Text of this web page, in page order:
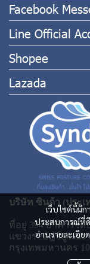
เว็บไซต์นี้มี
ประสบการณ์ที่ดี
อ่านรายละเอีย
Facebook
Line Official
Shopee
Lazada
บริษัท ซินด้า (ประ
ที่อยู่ 394 อาคารจี
แขวงราษฎร์บูรณะ
กรุงเทพมหานคร